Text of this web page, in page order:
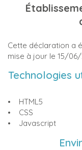
Cette déclaration a
mise à jour le 15/06/
Technologies
• HTML5
• CSS
• Javascript